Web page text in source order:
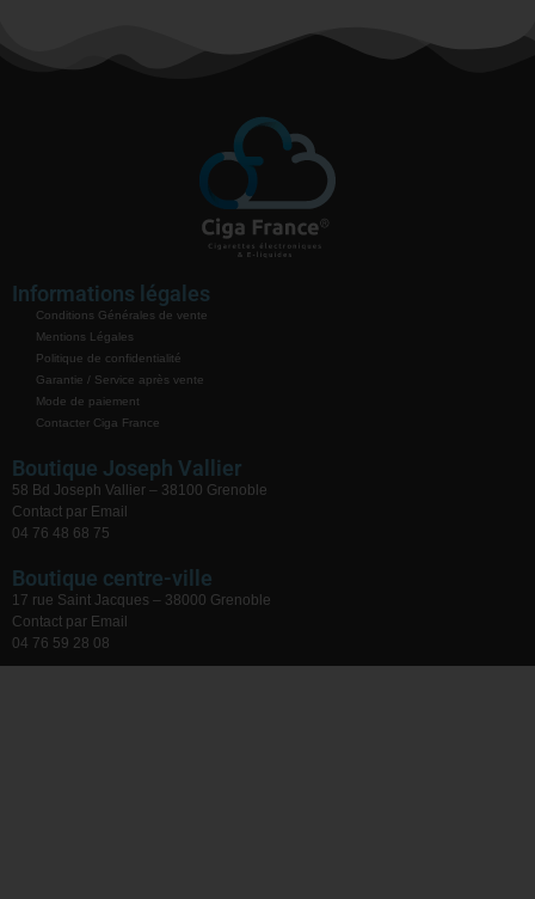
Informations légales
Conditions Générales de vente
Mentions Légales
Politique de confidentialité
Garantie / Service après vente
Mode de paiement
Contacter Ciga France
Boutique Joseph Vallier
58 Bd Joseph Vallier – 38100 Grenoble
Contact par Email
04 76 48 68 75
Boutique centre-ville
17 rue Saint Jacques – 38000 Grenoble
Contact par Email
04 76 59 28 08